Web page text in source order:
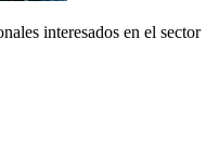
interesados en el sector